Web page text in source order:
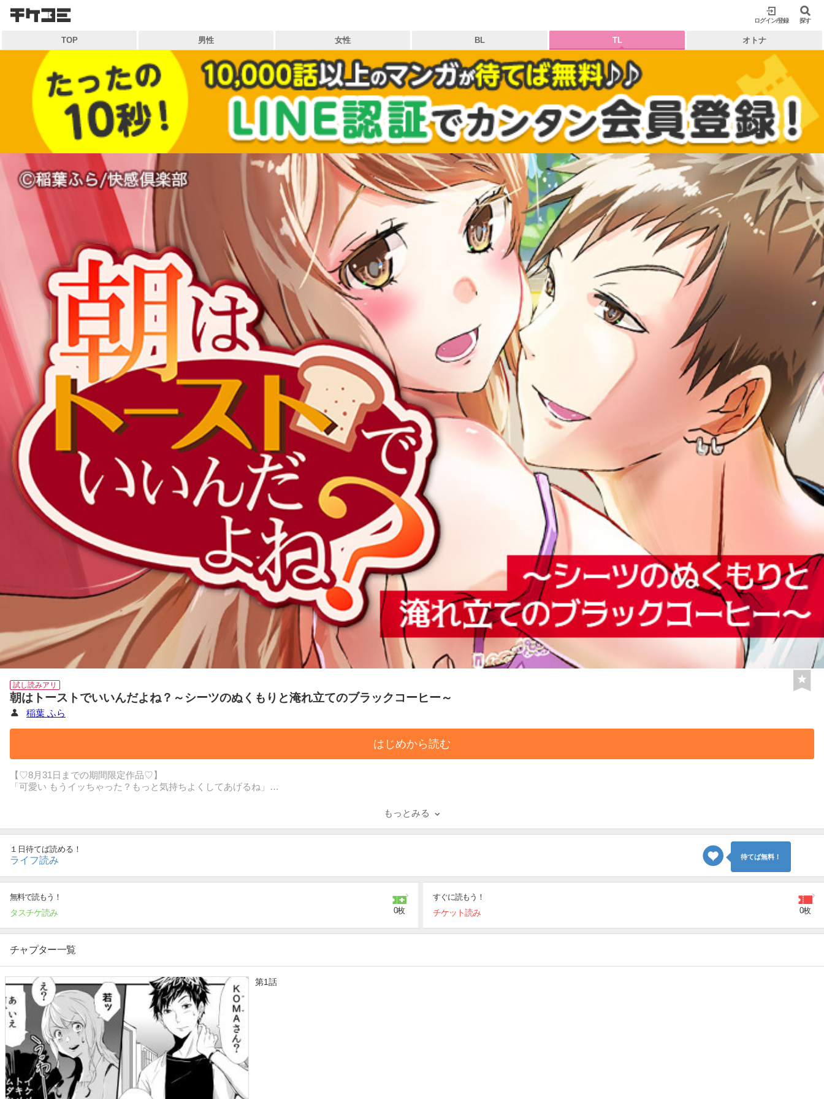
ログイン/登録 探す
TOP 男性 女性 BL TL オトナ
試し読みアリ
朝はトーストでいいんだよね？～シーツのぬくもりと淹れ立てのブラックコーヒー～
稲葉 ふら
はじめから読む
【♡8月31日までの期間限定作品♡】
「可愛い もうイッちゃった？もっと気持ちよくしてあげるね」
待ち合わせに来たのは見るからに年下で男前のRくん。
ドキドキするのも無駄なような男の子を前に「うちのベルが似合いそう」と
うっかり呟いてしまった！
その言葉を真に受けたRくんは小町の自宅へ。
おもてなししようにも料理のできないKOMAを見かねてRくんは残り物を使って手料理を。
「私のお腹を養ってほしいわ～」という何気ない言葉から同棲開始の雰囲気に!?
さらにはたった今、本名を明かしあったばかりなのにエッチに突入!?
お互いの素性や仕事も知らないのに始まった生活はハラハラドキドキ!
信じられるのは愛情ごはんと濃厚エッチだけ!?
もっとみる
１日待てば読める！
ライフ読み 待てば無料！
無料で読もう！
タスチケ読み 0枚
すぐに読もう！
チケット読み 0枚
チャプター一覧
第1話
検索
閉じる
キーワードから探す
各一覧から探す
ジャンル タグ
作品
雑誌 出版社
マイ本棚から探す
最近読んだ作品 お気に入り